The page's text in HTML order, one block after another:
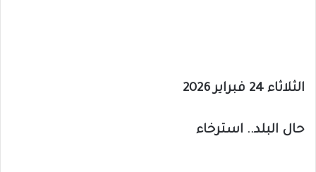
الثلاثاء 24 فبراير 2026
حال البلد.. استرخاء